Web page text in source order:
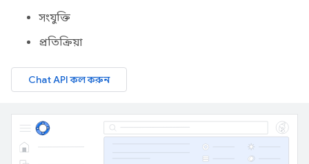
সংযুক্তি
প্রতিক্রিয়া
Chat API কল করুন